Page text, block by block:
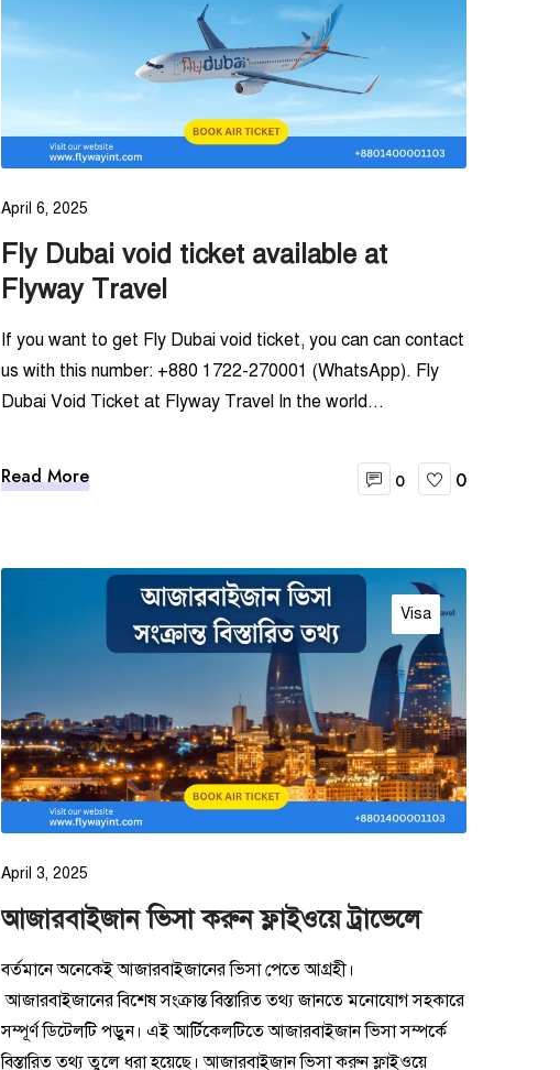
April 6, 2025
Fly Dubai void ticket available at
Flyway Travel
If you want to get Fly Dubai void ticket, you can can contact
us with this number: +880 1722-270001 (WhatsApp). Fly
Dubai Void Ticket at Flyway Travel In the world...
Read More 0
0
Visa
April 3, 2025
আজারবাইজান ভিসা করুন ফ্লাইওয়ে ট্রাভেলে
বর্তমানে অনেকেই আজারবাইজানের ভিসা পেতে আগ্রহী।
আজারবাইজানের বিশেষ সংক্রান্ত বিস্তারিত তথ্য জানতে মনোযোগ সহকারে
সম্পূর্ণ ডিটেলটি পড়ুন। এই আর্টিকেলটিতে আজারবাইজান ভিসা সম্পর্কে
বিস্তারিত তথ্য তুলে ধরা হয়েছে। আজারবাইজান ভিসা করুন ফ্লাইওয়ে